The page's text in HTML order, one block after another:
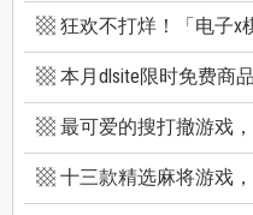
狂欢不打烊！「电子x棋牌
本月dlsite限时免费商品来力，
最可爱的搜打撤游戏，国产独
十三款精选麻将游戏，